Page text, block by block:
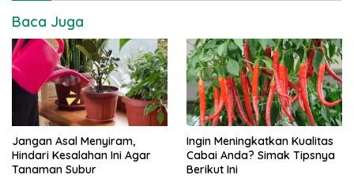
Baca Juga
Jangan Asal Menyiram,
Hindari Kesalahan Ini Agar
Tanaman Subur
Ingin Meningkatkan Kualitas
Cabai Anda? Simak Tipsnya
Berikut Ini